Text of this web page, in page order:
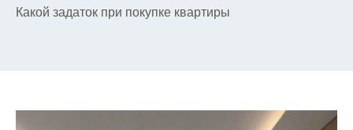
Какой задаток при покупке квартиры